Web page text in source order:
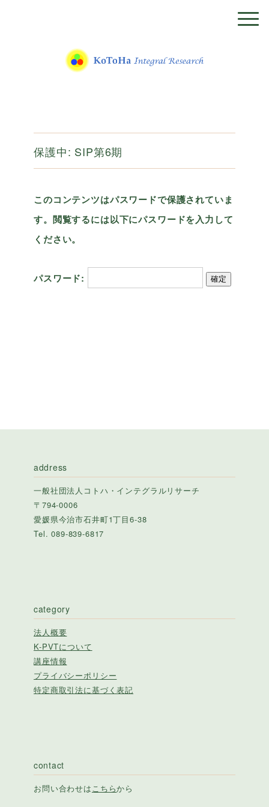
保護中: SIP第6期
このコンテンツはパスワードで保護されていま
す。閲覧するには以下にパスワードを入力して
ください。
パスワード:
address
一般社団法人コトハ・インテグラルリサーチ
〒794-0006
愛媛県今治市石井町1丁目6-38
Tel. 089-839-6817
category
法人概要
K-PVTについて
講座情報
プライバシーポリシー
特定商取引法に基づく表記
contact
お問い合わせはこちらから